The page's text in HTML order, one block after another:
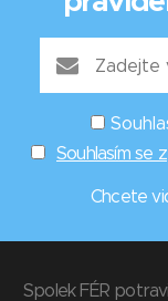
Souhlasím se
Chcete
Spolek FÉR